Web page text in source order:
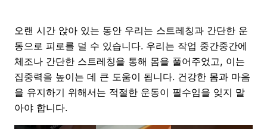
오랜 시간 앉아 있는 동안 우리는 스트레칭과 간단한 운
동으로 피로를 덜 수 있습니다. 우리는 작업 중간중간에
체조나 간단한 스트레칭을 통해 몸을 풀어주었고, 이는
집중력을 높이는 데 큰 도움이 됩니다. 건강한 몸과 마음
을 유지하기 위해서는 적절한 운동이 필수임을 잊지 말
아야 합니다.